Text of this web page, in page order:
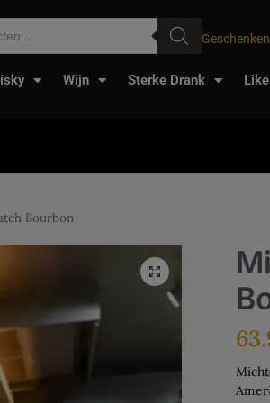
Geschenken
Wijn Sterke Drank
Bourbon